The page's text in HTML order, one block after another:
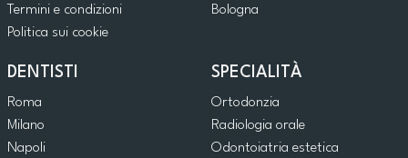
Termini e condizioni
Politica sui cookie
Bologna
DENTISTI
Roma
Milano
Napoli
SPECIALITÀ
Ortodonzia
Radiologia orale
Odontoiatria estetica